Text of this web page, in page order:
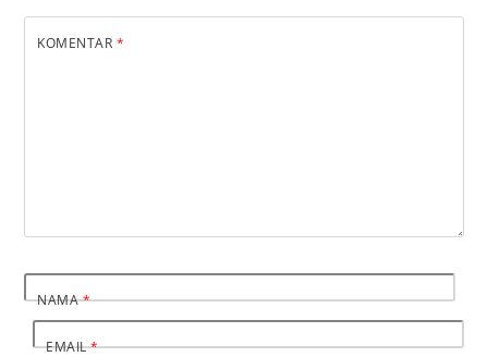
KOMENTAR *
NAMA*
EMAIL*